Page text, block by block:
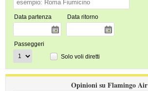
Data partenza Data ritorno
Passeggeri
Solo voli diretti
Opinioni su Flamingo Air